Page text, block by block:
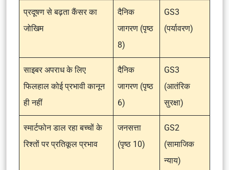
प्रदूषण से बढ़ता कैंसर का
जोखिम
दैनिक
जागरण (पृष्ठ
8)
GS3
(पर्यावरण)
साइबर अपराध के लिए
फिलहाल कोई प्रभावी कानून
ही नहीं
दैनिक
जागरण (पृष्ठ
6)
GS3
(आतंरिक
सुरक्षा)
स्मार्टफोन डाल रहा बच्चों के
रिश्तों पर प्रतिकूल प्रभाव
जनसत्ता
(पृष्ठ 10)
GS2
(सामाजिक
न्याय)